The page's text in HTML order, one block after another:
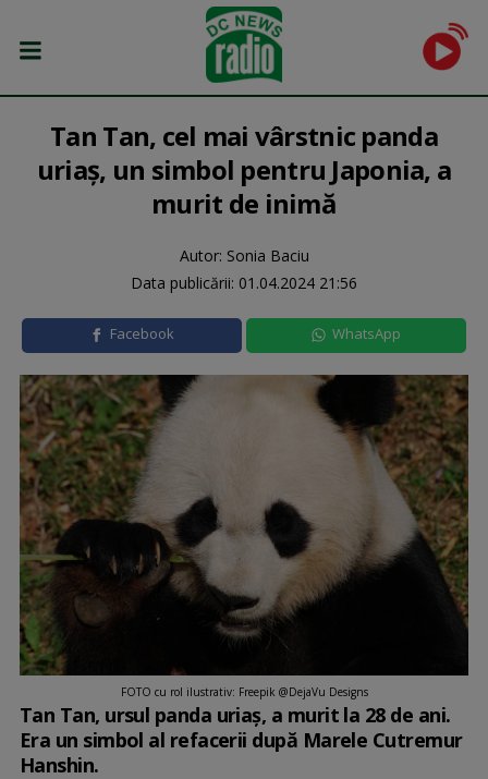
Tan Tan, cel mai vârstnic panda
uriaș, un simbol pentru Japonia, a
murit de inimă
Autor: Sonia Baciu
Data publicării: 01.04.2024 21:56
Facebook WhatsApp
FOTO cu rol ilustrativ: Freepik @DejaVu Designs
Tan Tan, ursul panda uriaș, a murit la 28 de ani.
Era un simbol al refacerii după Marele Cutremur
Hanshin.